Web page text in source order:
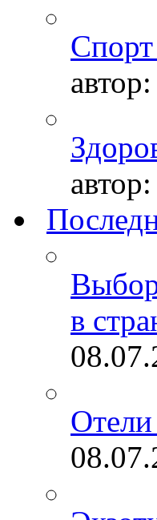
автор:
автор:
в